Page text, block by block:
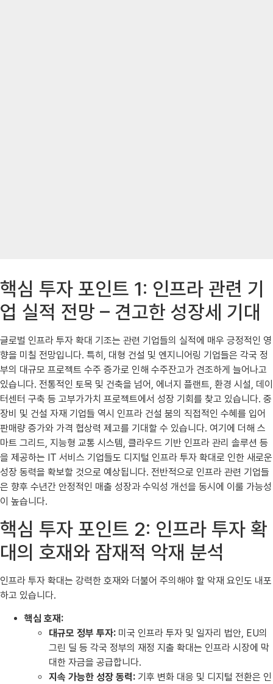
핵심 투자 포인트 1: 인프라 관련 기
업 실적 전망 – 견고한 성장세 기대
글로벌 인프라 투자 확대 기조는 관련 기업들의 실적에 매우 긍정적인 영
향을 미칠 전망입니다. 특히, 대형 건설 및 엔지니어링 기업들은 각국 정
부의 대규모 프로젝트 수주 증가로 인해 수주잔고가 견조하게 늘어나고
있습니다. 전통적인 토목 및 건축을 넘어, 에너지 플랜트, 환경 시설, 데이
터센터 구축 등 고부가가치 프로젝트에서 성장 기회를 찾고 있습니다. 중
장비 및 건설 자재 기업들 역시 인프라 건설 붐의 직접적인 수혜를 입어
판매량 증가와 가격 협상력 제고를 기대할 수 있습니다. 여기에 더해 스
마트 그리드, 지능형 교통 시스템, 클라우드 기반 인프라 관리 솔루션 등
을 제공하는 IT 서비스 기업들도 디지털 인프라 투자 확대로 인한 새로운
성장 동력을 확보할 것으로 예상됩니다. 전반적으로 인프라 관련 기업들
은 향후 수년간 안정적인 매출 성장과 수익성 개선을 동시에 이룰 가능성
이 높습니다.
핵심 투자 포인트 2: 인프라 투자 확
대의 호재와 잠재적 악재 분석
인프라 투자 확대는 강력한 호재와 더불어 주의해야 할 악재 요인도 내포
하고 있습니다.
핵심 호재:
대규모 정부 투자: 미국 인프라 투자 및 일자리 법안, EU의
그린 딜 등 각국 정부의 재정 지출 확대는 인프라 시장에 막
대한 자금을 공급합니다.
지속 가능한 성장 동력: 기후 변화 대응 및 디지털 전환은 인